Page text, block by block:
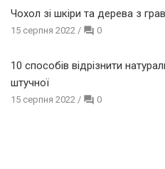
Чохол зі шкіри та дерева з
15 серпня 2022 / 0
10 способів відрізнити
штучної
15 серпня 2022 / 0